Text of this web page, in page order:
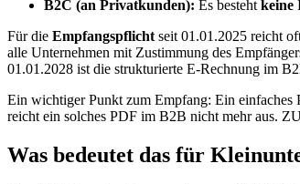
B2C (an Privatkunden): Es besteht keine
Für die Empfangspflicht seit 01.01.2025 reicht
alle Unternehmen mit Zustimmung des
01.01.2028 ist die strukturierte E-Rechnung im
Ein wichtiger Punkt zum Empfang: Ein einfaches
reicht ein solches PDF im B2B nicht mehr aus.
Was bedeutet das für